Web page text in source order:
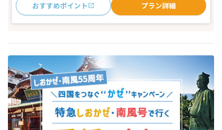
おすすめポイント プラン詳細